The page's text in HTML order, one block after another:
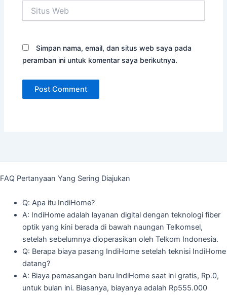
Web
Simpan nama, email, dan situs web saya pada
peramban ini untuk komentar saya berikutnya.
FAQ Pertanyaan Yang Sering Diajukan
Q: Apa itu IndiHome?
A: IndiHome adalah layanan digital dengan teknologi fiber
optik yang kini berada di bawah naungan Telkomsel,
setelah sebelumnya dioperasikan oleh Telkom Indonesia.
Q: Berapa biaya pasang IndiHome setelah teknisi IndiHome
datang?
A: Biaya pemasangan baru IndiHome saat ini gratis, Rp.0,
untuk bulan ini. Biasanya, biayanya adalah Rp555.000